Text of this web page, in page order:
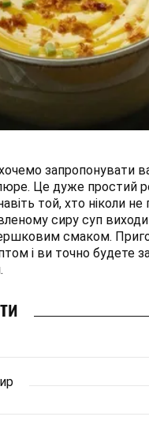
запропонувати
Це дуже простий
той, хто ніколи
сиру суп
смаком.
і ви точно будете